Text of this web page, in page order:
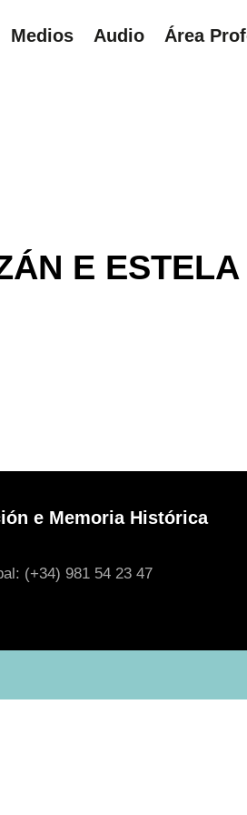
Medios Audio Área
E ESTELA
e Memoria Histórica
(+34) 981 54 23 47